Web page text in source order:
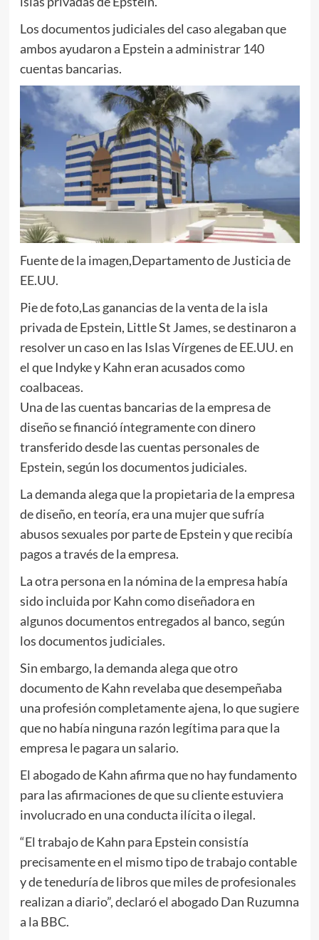
Los documentos judiciales del caso alegaban que
ambos ayudaron a Epstein a administrar 140
cuentas bancarias.
Fuente de la imagen,Departamento de Justicia de
EE.UU.
Pie de foto,Las ganancias de la venta de la isla
privada de Epstein, Little St James, se destinaron a
resolver un caso en las Islas Vírgenes de EE.UU. en
el que Indyke y Kahn eran acusados ​​como
coalbaceas.
Una de las cuentas bancarias de la empresa de
diseño se financió íntegramente con dinero
transferido desde las cuentas personales de
Epstein, según los documentos judiciales.
La demanda alega que la propietaria de la empresa
de diseño, en teoría, era una mujer que sufría
abusos sexuales por parte de Epstein y que recibía
pagos a través de la empresa.
La otra persona en la nómina de la empresa había
sido incluida por Kahn como diseñadora en
algunos documentos entregados al banco, según
los documentos judiciales.
Sin embargo, la demanda alega que otro
documento de Kahn revelaba que desempeñaba
una profesión completamente ajena, lo que sugiere
que no había ninguna razón legítima para que la
empresa le pagara un salario.
El abogado de Kahn afirma que no hay fundamento
para las afirmaciones de que su cliente estuviera
involucrado en una conducta ilícita o ilegal.
“El trabajo de Kahn para Epstein consistía
precisamente en el mismo tipo de trabajo contable
y de teneduría de libros que miles de profesionales
realizan a diario”, declaró el abogado Dan Ruzumna
a la BBC.